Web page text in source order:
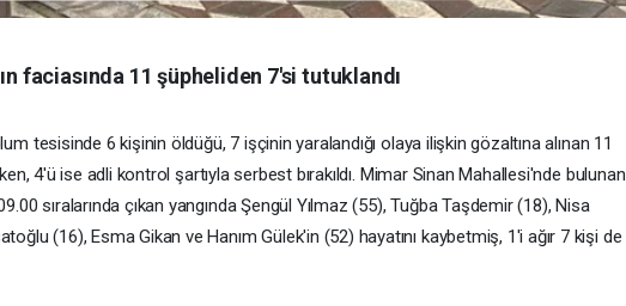
faciasında 11 şüpheliden 7'si tutuklandı
tesisinde 6 kişinin öldüğü, 7 işçinin yaralandığı olaya ilişkin gözaltına alınan 11
4'ü ise adli kontrol şartıyla serbest bırakıldı. Mimar Sinan Mahallesi'nde bulunan
sıralarında çıkan yangında Şengül Yılmaz (55), Tuğba Taşdemir (18), Nisa
(16), Esma Gikan ve Hanım Gülek'in (52) hayatını kaybetmiş, 1'i ağır 7 kişi de